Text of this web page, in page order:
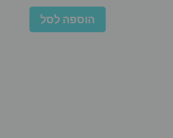
הוספה לסל